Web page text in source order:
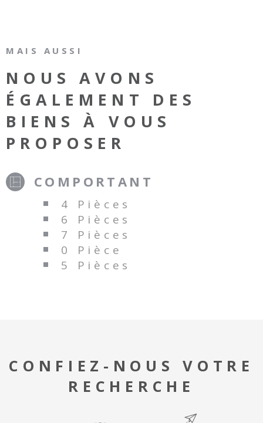
MAIS AUSSI
NOUS AVONS
ÉGALEMENT DES
BIENS À VOUS
PROPOSER
COMPORTANT
4 Pièces
6 Pièces
7 Pièces
0 Pièce
5 Pièces
CONFIEZ-NOUS VOTRE
RECHERCHE